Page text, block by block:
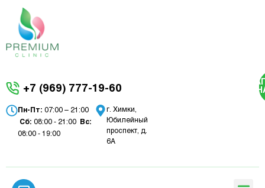
Пн-Пт: 07:00 – 21:00
Сб: 08:00 - 21:00
Вc:
08:00 - 19:00
г. Химки,
Юбилейный
проспект, д.
6А
+7 (969) 777-19-60